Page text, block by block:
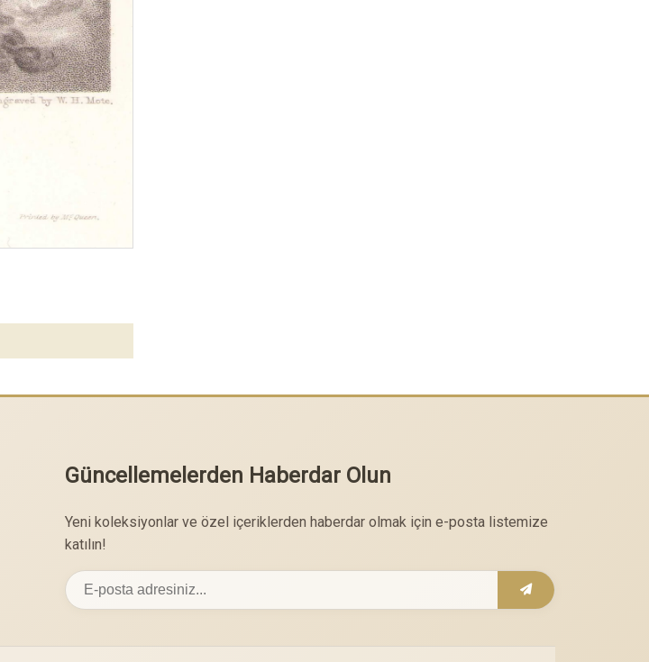
Güncellemelerden Haberdar Olun
Yeni koleksiyonlar ve özel içeriklerden haberdar olmak için e-posta listemize
katılın!